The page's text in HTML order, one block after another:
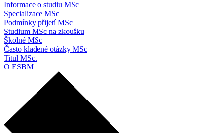
Informace o studiu MSc
Specializace MSc
Podmínky přijetí MSc
Studium MSc na zkoušku
Školné MSc
Často kladené otázky MSc
Titul MSc.
O ESBM